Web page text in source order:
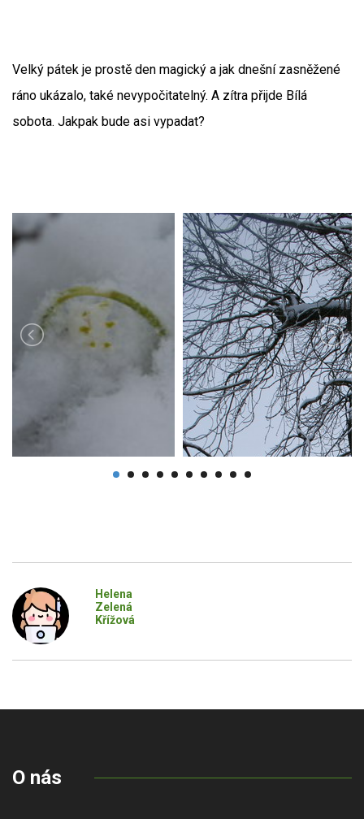
Velký pátek je prostě den magický a jak dnešní zasněžené
ráno ukázalo, také nevypočitatelný. A zítra přijde Bílá
sobota. Jakpak bude asi vypadat?
Helena
Zelená
Křížová
O nás